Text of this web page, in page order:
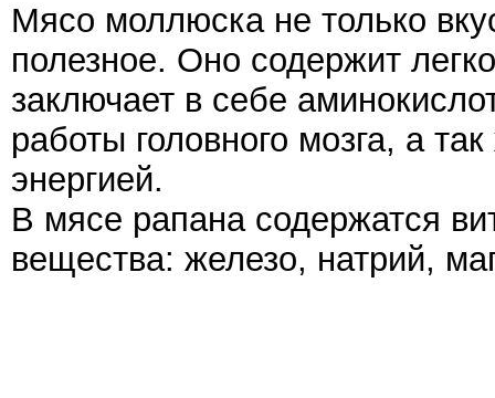
Мясо моллюска не только
полезное. Оно содержит
заключает в себе
работы головного мозга, а
энергией.
В мясе рапана содержатся
вещества: железо, натрий,